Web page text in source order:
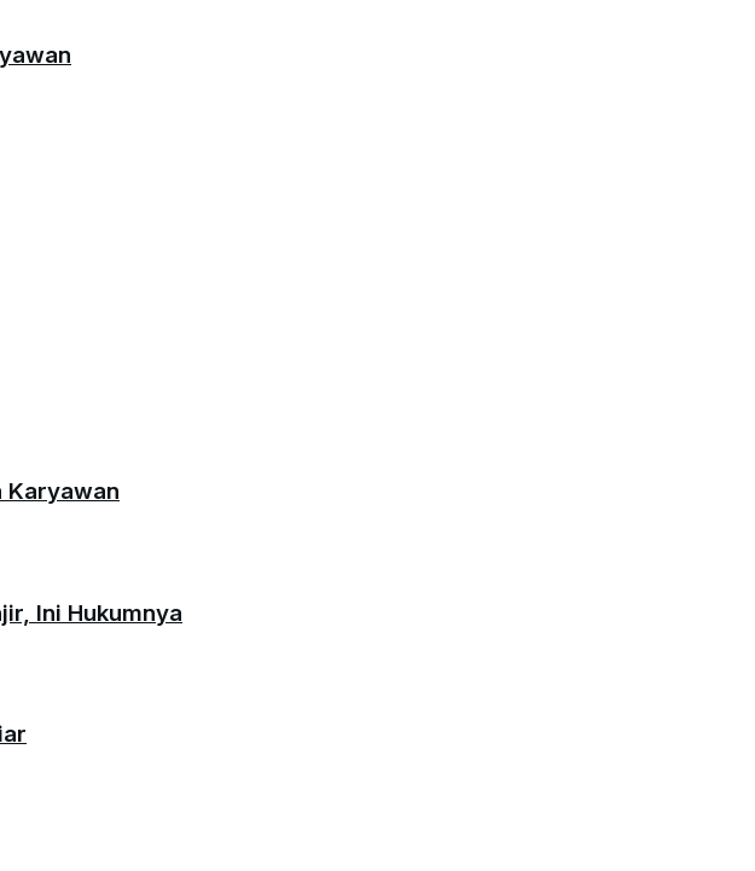
Karyawan
Ini Hukumnya